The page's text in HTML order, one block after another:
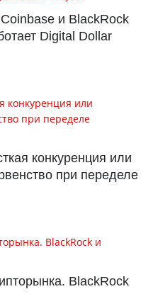
и BlackRock
Digital Dollar
конкуренция или
при переделе
BlackRock